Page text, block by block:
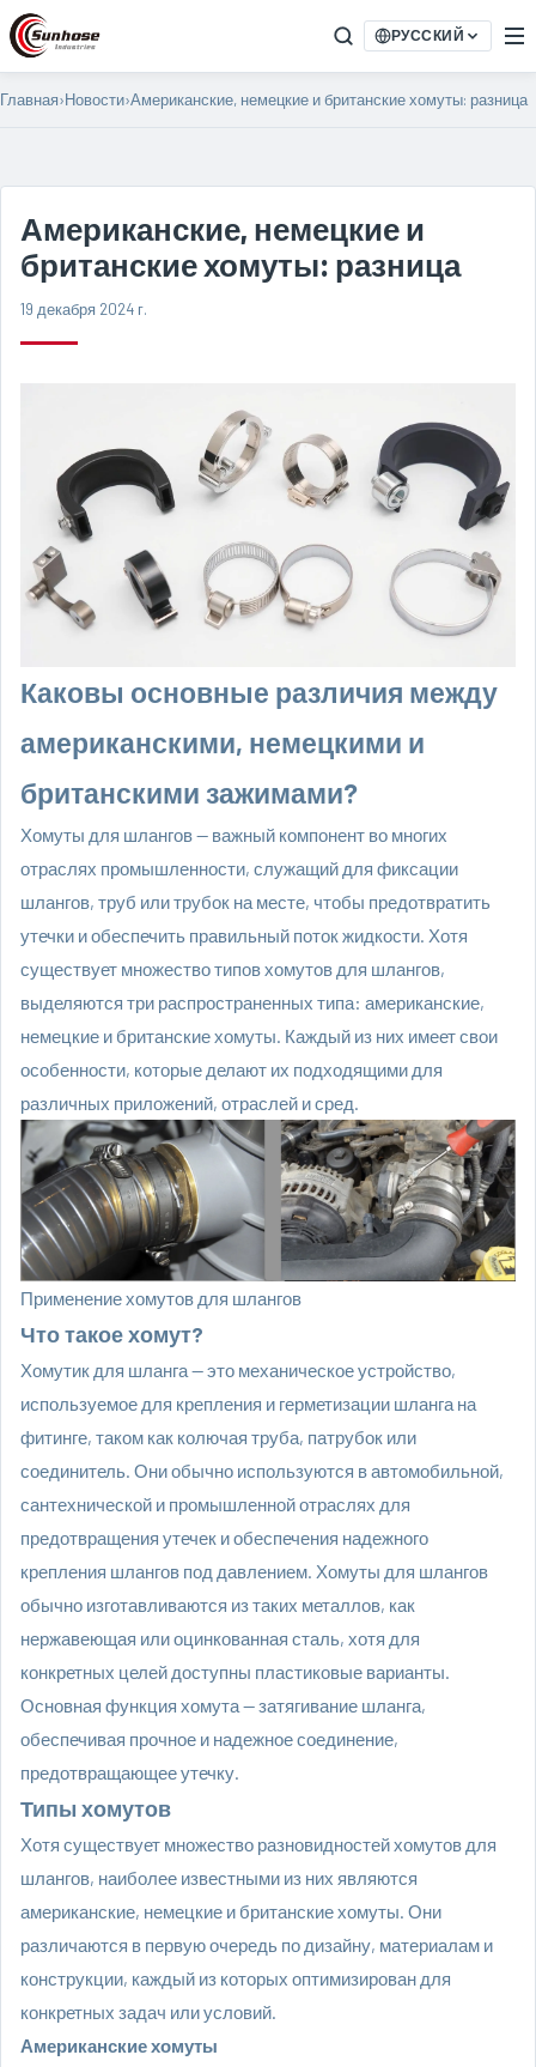
РУССКИЙ
Главная›Новости›Американские, немецкие и британские хомуты: разница
Американские, немецкие и
британские хомуты: разница
19 декабря 2024 г.
Каковы основные различия между
американскими, немецкими и
британскими зажимами?
Хомуты для шлангов— важный компонент во многих
отраслях промышленности, служащий для фиксации
шлангов, труб или трубок на месте, чтобы предотвратить
утечки и обеспечить правильный поток жидкости. Хотя
существует множество типов хомутов для шлангов,
выделяются три распространенных типа: американские,
немецкие и британские хомуты. Каждый из них имеет свои
особенности, которые делают их подходящими для
различных приложений, отраслей и сред.
Применение хомутов для шлангов
Что такое хомут?
Хомутик для шланга — это механическое устройство,
используемое для крепления и герметизации шланга на
фитинге, таком как колючая труба, патрубок или
соединитель. Они обычно используются в автомобильной,
сантехнической и промышленной отраслях для
предотвращения утечек и обеспечения надежного
крепления шлангов под давлением. Хомуты для шлангов
обычно изготавливаются из таких металлов, как
нержавеющая или оцинкованная сталь, хотя для
конкретных целей доступны пластиковые варианты.
Основная функция хомута — затягивание шланга,
обеспечивая прочное и надежное соединение,
предотвращающее утечку.
Типы хомутов
Хотя существует множество разновидностей хомутов для
шлангов, наиболее известными из них являются
американские, немецкие и британские хомуты. Они
различаются в первую очередь по дизайну, материалам и
конструкции, каждый из которых оптимизирован для
конкретных задач или условий.
Американские хомуты